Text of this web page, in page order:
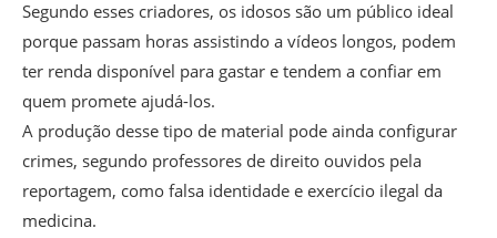
Segundo esses criadores, os idosos são um público ideal
porque passam horas assistindo a vídeos longos, podem
ter renda disponível para gastar e tendem a confiar em
quem promete ajudá-los.
A produção desse tipo de material pode ainda configurar
crimes, segundo professores de direito ouvidos pela
reportagem, como falsa identidade e exercício ilegal da
medicina.